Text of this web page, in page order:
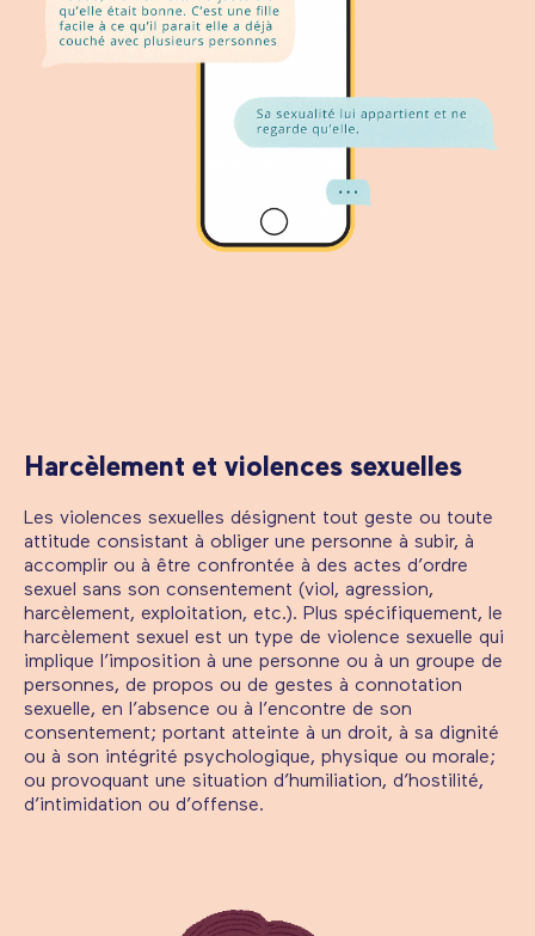
Harcèlement et violences sexuelles
Les violences sexuelles désignent tout geste ou toute
attitude consistant à obliger une personne à subir, à
accomplir ou à être confrontée à des actes d’ordre
sexuel sans son consentement (viol, agression,
harcèlement, exploitation, etc.). Plus spécifiquement, le
harcèlement sexuel est un type de violence sexuelle qui
implique l’imposition à une personne ou à un groupe de
personnes, de propos ou de gestes à connotation
sexuelle, en l’absence ou à l’encontre de son
consentement; portant atteinte à un droit, à sa dignité
ou à son intégrité psychologique, physique ou morale;
ou provoquant une situation d’humiliation, d’hostilité,
d’intimidation ou d’offense.